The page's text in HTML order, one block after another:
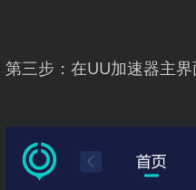
第三步：在UU加速器主界